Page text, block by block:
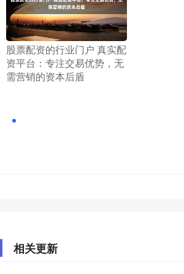
​股票配资的行业门户 真实配
资平台：专注交易优势，无
需营销的资本后盾
相关更新